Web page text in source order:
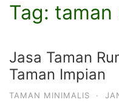
Tag: taman
Jasa Taman
Taman Impian
TAMAN MINIMALIS ·